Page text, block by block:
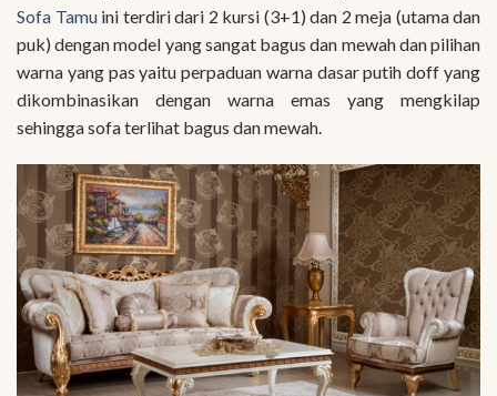
Sofa Tamuini terdiri dari 2 kursi (3+1) dan 2 meja (utama dan
puk) dengan model yang sangat bagus dan mewah dan pilihan
warna yang pas yaitu perpaduan warna dasar putih doff yang
dikombinasikan dengan warna emas yang mengkilap
sehingga sofa terlihat bagus dan mewah.